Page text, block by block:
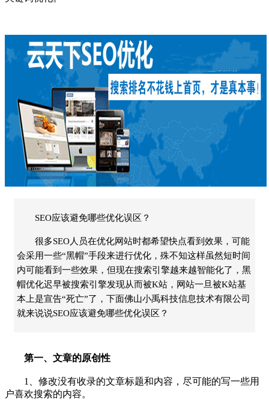
SEO应该避免哪些优化误区？
很多SEO人员在优化网站时都希望快点看到效果，可能
会采用一些“黑帽”手段来进行优化，殊不知这样虽然短时间
内可能看到一些效果，但现在搜索引擎越来越智能化了，黑
帽优化迟早被搜索引擎发现从而被K站，网站一旦被K站基
本上是宣告“死亡”了，下面佛山小禹科技信息技术有限公司
就来说说SEO应该避免哪些优化误区？
第一、文章的原创性
1、修改没有收录的文章标题和内容，尽可能的写一些用
户喜欢搜索的内容。